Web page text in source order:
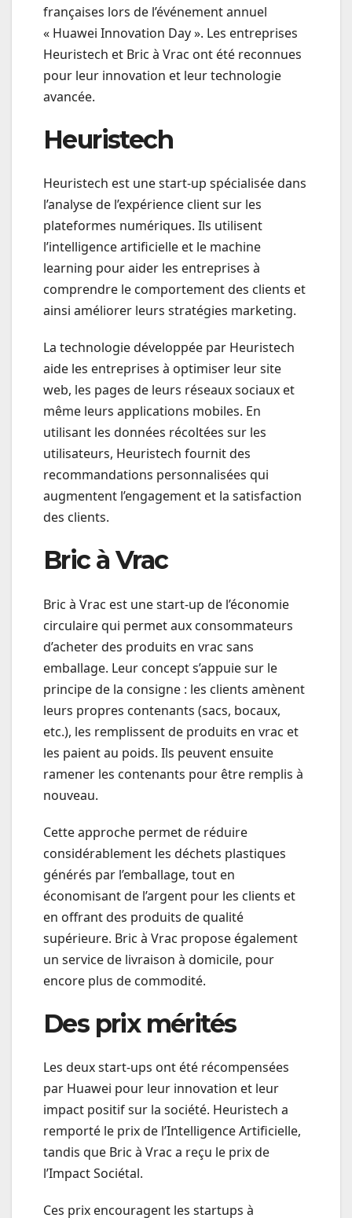
françaises lors de l’événement annuel
« Huawei Innovation Day ». Les entreprises
Heuristech et Bric à Vrac ont été reconnues
pour leur innovation et leur technologie
avancée.
Heuristech
Heuristech est une start-up spécialisée dans
l’analyse de l’expérience client sur les
plateformes numériques. Ils utilisent
l’intelligence artificielle et le machine
learning pour aider les entreprises à
comprendre le comportement des clients et
ainsi améliorer leurs stratégies marketing.
La technologie développée par Heuristech
aide les entreprises à optimiser leur site
web, les pages de leurs réseaux sociaux et
même leurs applications mobiles. En
utilisant les données récoltées sur les
utilisateurs, Heuristech fournit des
recommandations personnalisées qui
augmentent l’engagement et la satisfaction
des clients.
Bric à Vrac
Bric à Vrac est une start-up de l’économie
circulaire qui permet aux consommateurs
d’acheter des produits en vrac sans
emballage. Leur concept s’appuie sur le
principe de la consigne : les clients amènent
leurs propres contenants (sacs, bocaux,
etc.), les remplissent de produits en vrac et
les paient au poids. Ils peuvent ensuite
ramener les contenants pour être remplis à
nouveau.
Cette approche permet de réduire
considérablement les déchets plastiques
générés par l’emballage, tout en
économisant de l’argent pour les clients et
en offrant des produits de qualité
supérieure. Bric à Vrac propose également
un service de livraison à domicile, pour
encore plus de commodité.
Des prix mérités
Les deux start-ups ont été récompensées
par Huawei pour leur innovation et leur
impact positif sur la société. Heuristech a
remporté le prix de l’Intelligence Artificielle,
tandis que Bric à Vrac a reçu le prix de
l’Impact Sociétal.
Ces prix encouragent les startups à